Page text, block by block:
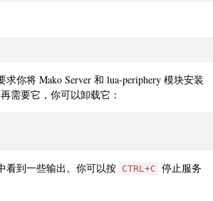
你将 Mako Server 和 lua-periphery 模块安装
需要它，你可以卸载它：
看到一些输出。你可以按 CTRL+C 停止服务